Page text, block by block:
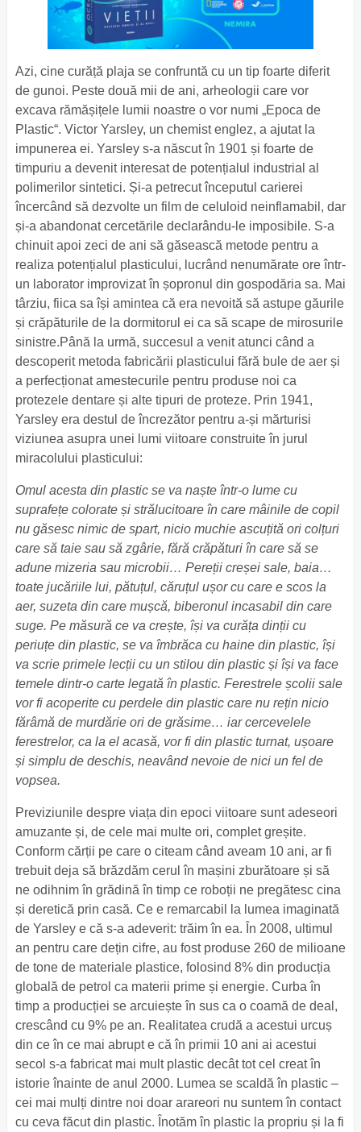
Azi, cine curăță plaja se confruntă cu un tip foarte diferit
de gunoi. Peste două mii de ani, arheologii care vor
excava rămășițele lumii noastre o vor numi „Epoca de
Plastic“. Victor Yarsley, un chemist englez, a ajutat la
impunerea ei. Yarsley s-a născut în 1901 și foarte de
timpuriu a devenit interesat de potențialul industrial al
polimerilor sintetici. Și-a petrecut începutul carierei
încercând să dezvolte un film de celuloid neinflamabil, dar
și-a abandonat cercetările declarându-le imposibile. S-a
chinuit apoi zeci de ani să găsească metode pentru a
realiza potențialul plasticului, lucrând nenumărate ore într-
un laborator improvizat în șopronul din gospodăria sa. Mai
târziu, fiica sa își amintea că era nevoită să astupe găurile
și crăpăturile de la dormitorul ei ca să scape de mirosurile
sinistre.Până la urmă, succesul a venit atunci când a
descoperit metoda fabricării plasticului fără bule de aer și
a perfecționat amestecurile pentru produse noi ca
protezele dentare și alte tipuri de proteze. Prin 1941,
Yarsley era destul de încrezător pentru a-și mărturisi
viziunea asupra unei lumi viitoare construite în jurul
miracolului plasticului:
Omul acesta din plastic se va naște într-o lume cu
suprafețe colorate și strălucitoare în care mâinile de copil
nu găsesc nimic de spart, nicio muchie ascuțită ori colțuri
care să taie sau să zgârie, fără crăpături în care să se
adune mizeria sau microbii… Pereții creșei sale, baia…
toate jucăriile lui, pătuțul, căruțul ușor cu care e scos la
aer, suzeta din care mușcă, biberonul incasabil din care
suge. Pe măsură ce va crește, își va curăța dinții cu
periuțe din plastic, se va îmbrăca cu haine din plastic, își
va scrie primele lecții cu un stilou din plastic și își va face
temele dintr-o carte legată în plastic. Ferestrele școlii sale
vor fi acoperite cu perdele din plastic care nu rețin nicio
fărâmă de murdărie ori de grăsime… iar cercevelele
ferestrelor, ca la el acasă, vor fi din plastic turnat, ușoare
și simplu de deschis, neavând nevoie de nici un fel de
vopsea.
Previziunile despre viața din epoci viitoare sunt adeseori
amuzante și, de cele mai multe ori, complet greșite.
Conform cărții pe care o citeam când aveam 10 ani, ar fi
trebuit deja să brăzdăm cerul în mașini zburătoare și să
ne odihnim în grădină în timp ce roboții ne pregătesc cina
și deretică prin casă. Ce e remarcabil la lumea imaginată
de Yarsley e că s-a adeverit: trăim în ea. În 2008, ultimul
an pentru care dețin cifre, au fost produse 260 de milioane
de tone de materiale plastice, folosind 8% din producția
globală de petrol ca materii prime și energie. Curba în
timp a producției se arcuiește în sus ca o coamă de deal,
crescând cu 9% pe an. Realitatea crudă a acestui urcuș
din ce în ce mai abrupt e că în primii 10 ani ai acestui
secol s-a fabricat mai mult plastic decât tot cel creat în
istorie înainte de anul 2000. Lumea se scaldă în plastic –
cei mai mulți dintre noi doar arareori nu suntem în contact
cu ceva făcut din plastic. Înotăm în plastic la propriu și la fi